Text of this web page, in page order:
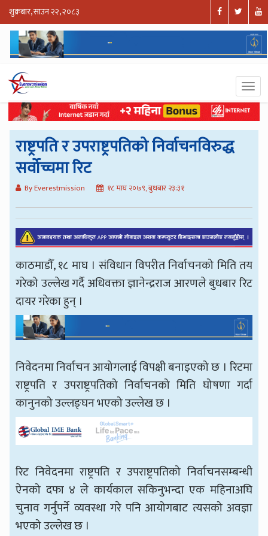
शुक्रबार, साउन २२, २०८३
राष्ट्रपति र उपराष्ट्रपतिको निर्वाचनविरुद्ध
सर्वोच्चमा रिट
By Everestmission १८ माघ २०७९, बुधबार २३:३१
काठमाडौँ, १८ माघ । संविधान विपरीत निर्वाचनको मिति तय
गरेको उल्लेख गर्दै अधिवक्ता ज्ञानेन्द्रराज आरणले बुधबार रिट
दायर गरेका हुन् ।
निवेदनमा निर्वाचन आयोगलाई विपक्षी बनाइएको छ । रिटमा
राष्ट्रपति र उपराष्ट्रपतिको निर्वाचनको मिति घोषणा गर्दा
कानुनको उल्लङ्घन भएको उल्लेख छ ।
रिट निवेदनमा राष्ट्रपति र उपराष्ट्रपतिको निर्वाचनसम्बन्धी
ऐनको दफा ४ ले कार्यकाल सकिनुभन्दा एक महिनाअघि
चुनाव गर्नुपर्ने व्यवस्था गरे पनि आयोगबाट त्यसको अवज्ञा
भएको उल्लेख छ ।